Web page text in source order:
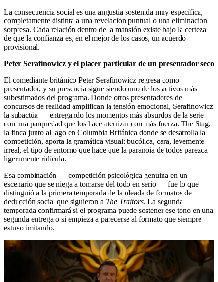
La consecuencia social es una angustia sostenida muy específica,
completamente distinta a una revelación puntual o una eliminación
sorpresa. Cada relación dentro de la mansión existe bajo la certeza
de que la confianza es, en el mejor de los casos, un acuerdo
provisional.
Peter Serafinowicz y el placer particular de un presentador seco
El comediante británico Peter Serafinowicz regresa como
presentador, y su presencia sigue siendo uno de los activos más
subestimados del programa. Donde otros presentadores de
concursos de realidad amplifican la tensión emocional, Serafinowicz
la subactúa — entregando los momentos más absurdos de la serie
con una parquedad que los hace aterrizar con más fuerza. The Stag,
la finca junto al lago en Columbia Británica donde se desarrolla la
competición, aporta la gramática visual: bucólica, cara, levemente
irreal, el tipo de entorno que hace que la paranoia de todos parezca
ligeramente ridícula.
Esa combinación — competición psicológica genuina en un
escenario que se niega a tomarse del todo en serio — fue lo que
distinguió a la primera temporada de la oleada de formatos de
deducción social que siguieron a The Traitors. La segunda
temporada confirmará si el programa puede sostener ese tono en una
segunda entrega o si empieza a parecerse al formato que siempre
estuvo imitando.